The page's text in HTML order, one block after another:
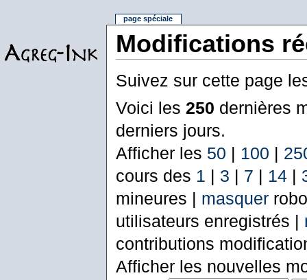
Modifications
Suivez sur cette page
Voici les 250 dernières
derniers jours.
Afficher les 50 | 100 |
cours des 1 | 3 | 7 | 14|
mineures | masquer
utilisateurs enregistrés |
contributions
Afficher les nouvelles
page spéciale